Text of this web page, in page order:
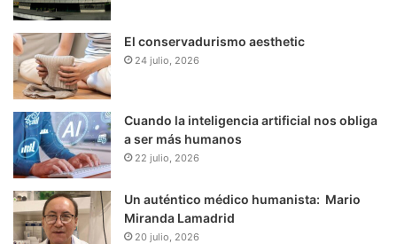
El conservadurismo aesthetic
24 julio, 2026
Cuando la inteligencia artificial nos obliga
a ser más humanos
22 julio, 2026
Un auténtico médico humanista: Mario
Miranda Lamadrid
20 julio, 2026